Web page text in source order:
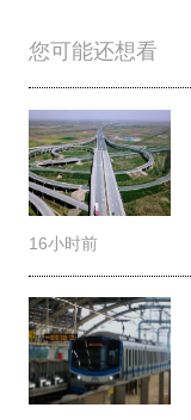
您可能还想看
16小时前